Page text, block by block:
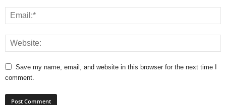
Save my name, email, and website in this browser for the next time I
comment.